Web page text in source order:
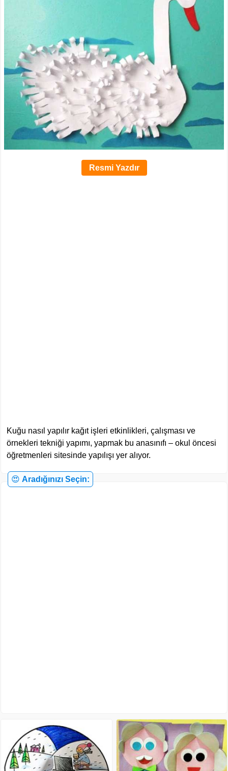
Resmi Yazdır
Kuğu nasıl yapılır kağıt işleri etkinlikleri, çalışması ve
örnekleri tekniği yapımı, yapmak bu anasınıfı – okul öncesi
öğretmenleri sitesinde yapılışı yer alıyor.
😍 Aradığınızı Seçin: